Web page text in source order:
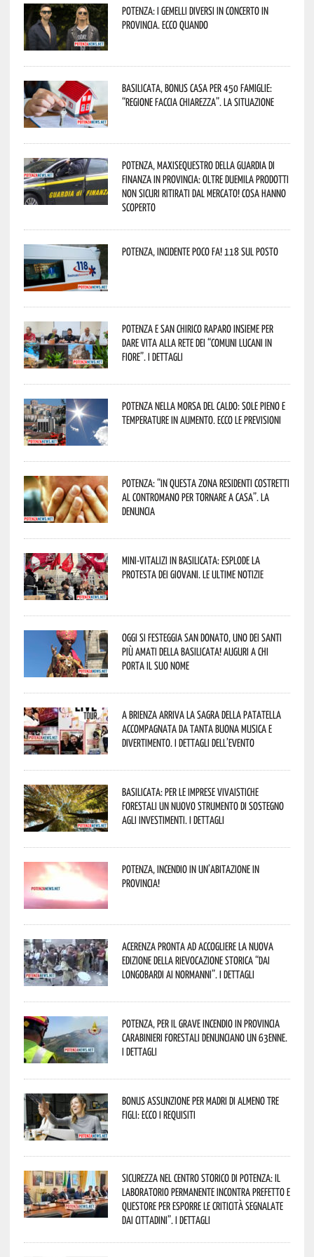
Potenza: i Gemelli DiVersi in concerto in
provincia. Ecco quando
Basilicata, Bonus casa per 450 famiglie:
“Regione faccia chiarezza”. La situazione
Potenza, maxisequestro della Guardia di
Finanza in provincia: oltre duemila prodotti
non sicuri ritirati dal mercato! Cosa hanno
scoperto
Potenza, incidente poco fa! 118 sul posto
Potenza e San Chirico Raparo insieme per
dare vita alla rete dei “Comuni Lucani in
Fiore”. I dettagli
Potenza nella morsa del caldo: sole pieno e
temperature in aumento. Ecco le previsioni
Potenza: “In questa zona residenti costretti
al contromano per tornare a casa”. La
denuncia
Mini-vitalizi in Basilicata: esplode la
protesta dei giovani. Le ultime notizie
Oggi si festeggia San Donato, uno dei Santi
più amati della Basilicata! Auguri a chi
porta il suo nome
A Brienza arriva la Sagra della Patatella
accompagnata da tanta buona musica e
divertimento. I dettagli dell’evento
Basilicata: per le imprese vivaistiche
forestali un nuovo strumento di sostegno
agli investimenti. I dettagli
Potenza, incendio in un’abitazione in
provincia!
Acerenza pronta ad accogliere la nuova
edizione della rievocazione storica “Dai
Longobardi ai Normanni”. I dettagli
Potenza, per il grave incendio in Provincia
Carabinieri forestali denunciano un 63enne.
I dettagli
Bonus assunzione per madri di almeno tre
figli: ecco i requisiti
Sicurezza nel Centro Storico di Potenza: il
Laboratorio Permanente incontra Prefetto e
Questore per esporre le criticità segnalate
dai cittadini”. I dettagli